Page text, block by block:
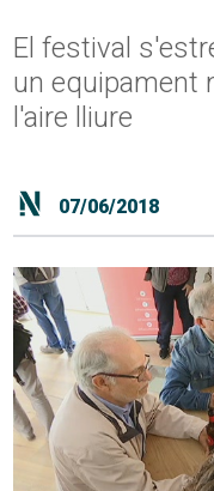
El festival
un equipament
l'aire lliure
07/06/2018